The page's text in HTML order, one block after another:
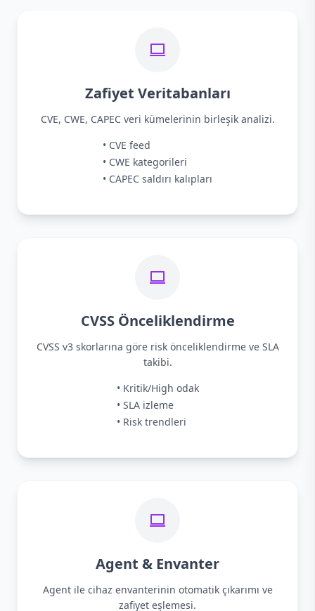
Zafiyet Veritabanları
CVE, CWE, CAPEC veri kümelerinin birleşik analizi.
• CVE feed
• CWE kategorileri
• CAPEC saldırı kalıpları
CVSS Önceliklendirme
CVSS v3 skorlarına göre risk önceliklendirme ve SLA
takibi.
• Kritik/High odak
• SLA izleme
• Risk trendleri
Agent & Envanter
Agent ile cihaz envanterinin otomatik çıkarımı ve
zafiyet eşlemesi.